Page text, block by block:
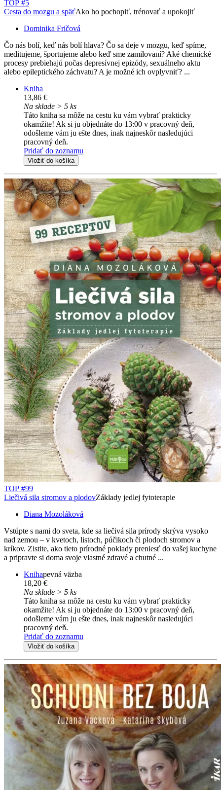
TOP #5
Cesta do mozgu a späťAko ho pochopiť, trénovať a upokojiť
Dominika Fričová
Čo nás bolí, keď nás bolí hlava? Čo sa deje v mozgu, keď spíme,
meditujeme, športujeme alebo keď sme zamilovaní? Aké chemické
procesy prebiehajú počas depresívnej epizódy, sexuálneho aktu
alebo epileptického záchvatu? A je možné ich ovplyvniť? ...
Kniha
13,86 €
Na sklade > 5 ks
Táto kniha sa môže na cestu ku vám vybrať prakticky
okamžite! Ak si ju objednáte do 13:00 v pracovný deň,
odošleme vám ju ešte dnes, inak najneskôr nasledujúci
pracovný deň.
Pridať do zoznamu
Vložiť do košíka
TOP #99
Liečivá sila stromov a plodovZáklady jedlej fytoterapie
Diana Mozoláková
Vstúpte s nami do sveta, kde sa liečivá sila prírody skrýva vysoko
nad zemou – v kvetoch, listoch, púčikoch či plodoch stromov a
kríkov. Zistite, ako tieto prírodné poklady preniesť do vašej kuchyne
a pripravte si doma svoje vlastné zdravé a chutné ...
Knihapevná väzba
18,20 €
Na sklade > 5 ks
Táto kniha sa môže na cestu ku vám vybrať prakticky
okamžite! Ak si ju objednáte do 13:00 v pracovný deň,
odošleme vám ju ešte dnes, inak najneskôr nasledujúci
pracovný deň.
Pridať do zoznamu
Vložiť do košíka